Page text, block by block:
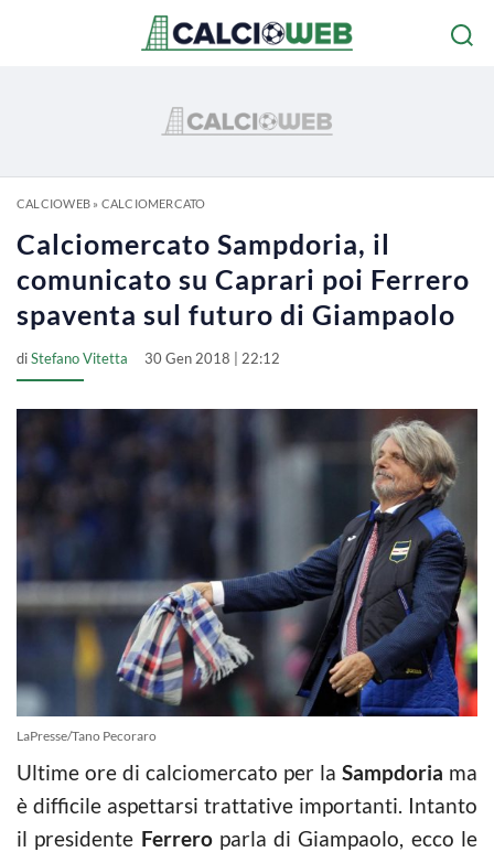
CALCIOWEB» CALCIOMERCATO
Calciomercato Sampdoria, il
comunicato su Caprari poi Ferrero
spaventa sul futuro di Giampaolo
diStefano Vitetta 30 Gen 2018 | 22:12
LaPresse/Tano Pecoraro
Ultime ore di calciomercato per la Sampdoria ma
è difficile aspettarsi trattative importanti. Intanto
il presidente Ferreroparla di Giampaolo, ecco le